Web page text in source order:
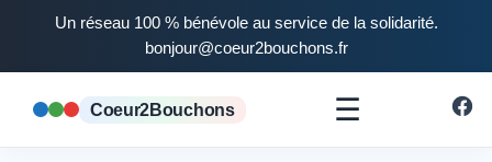
Un réseau 100 % bénévole au service de la solidarité.
bonjour@coeur2bouchons.fr
Coeur2Bouchons ☰